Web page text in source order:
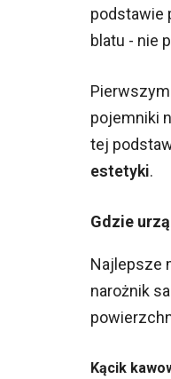
podstawie
blatu - nie
pojemniki
tej
estetyki.
Gdzie
Najlepsze
narożnik
Kącik